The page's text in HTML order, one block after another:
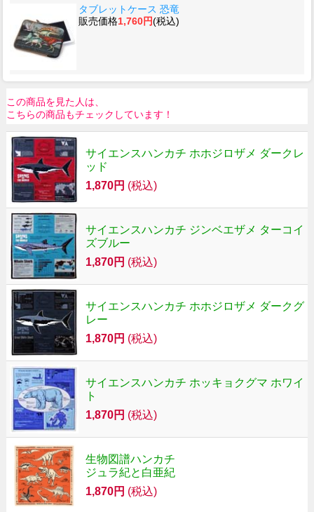
タブレットケース 恐竜
販売価格1,760円(税込)
この商品を見た人は、
こちらの商品もチェックしています！
サイエンスハンカチ ホホジロザメ ダークレ
ッド
1,870円 (税込)
サイエンスハンカチ ジンベエザメ ターコイ
ズブルー
1,870円 (税込)
サイエンスハンカチ ホホジロザメ ダークグ
レー
1,870円 (税込)
サイエンスハンカチ ホッキョクグマ ホワイ
ト
1,870円 (税込)
生物図譜ハンカチ
ジュラ紀と白亜紀
1,870円 (税込)